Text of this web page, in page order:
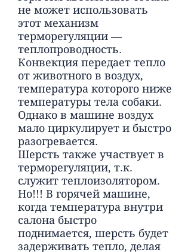
не может использовать
этот механизм
терморегуляции —
теплопроводность.
Конвекция передает тепло
от животного в воздух,
температура которого ниже
температуры тела собаки.
Однако в машине воздух
мало циркулирует и быстро
разогревается.
Шерсть также участвует в
терморегуляции, т.к.
служит теплоизолятором.
Но!!! В горячей машине,
когда температура внутри
салона быстро
поднимается, шерсть будет
задерживать тепло, делая